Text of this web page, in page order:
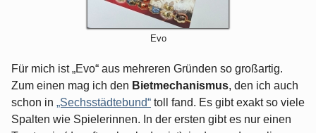
Evo
Für mich ist „Evo“ aus mehreren Gründen so großartig.
Zum einen mag ich den Bietmechanismus, den ich auch
schon in „Sechsstädtebund“ toll fand. Es gibt exakt so viele
Spalten wie Spielerinnen. In der ersten gibt es nur einen